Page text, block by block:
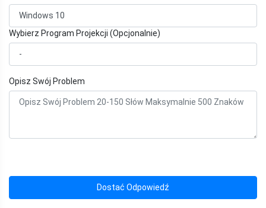
Wybierz Program Projekcji (Opcjonalnie)
Opisz Swój Problem
Dostać Odpowiedź